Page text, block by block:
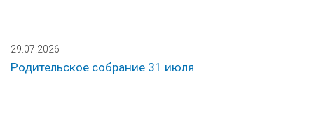
29.07.2026
Родительское собрание 31 июля